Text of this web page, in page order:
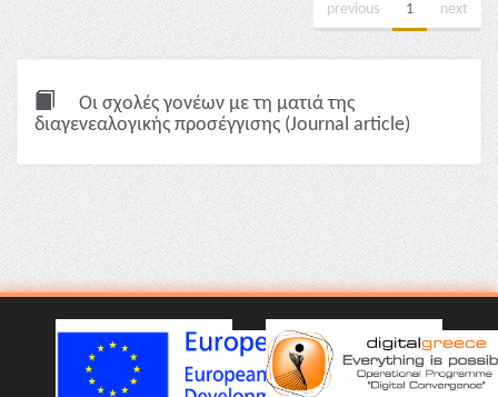
previous 1 next
Οι σχολές γονέων με τη ματιά της
διαγενεαλογικής προσέγγισης (Journal article)